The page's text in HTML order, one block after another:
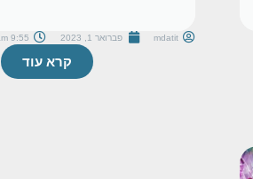
mdatit פברואר 1, 2023 9:55 am
קרא עוד